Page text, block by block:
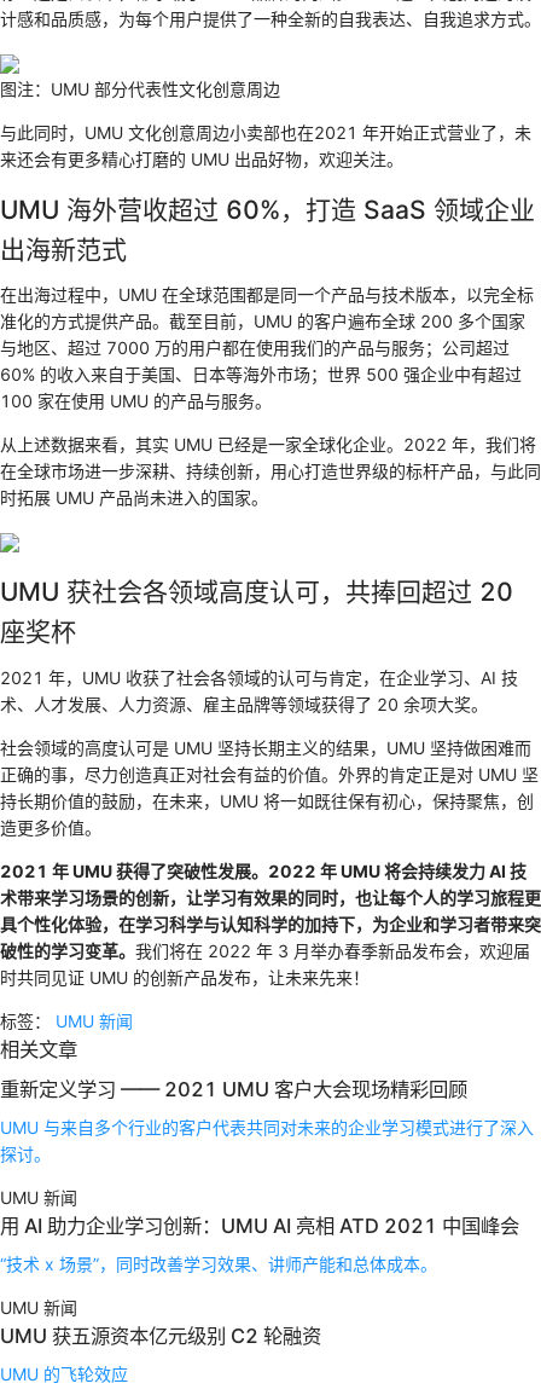
计感和品质感，为每个用户提供了一种全新的自我表达、自我追求方式。
图注：UMU 部分代表性文化创意周边
与此同时，UMU 文化创意周边小卖部也在2021 年开始正式营业了，未
来还会有更多精心打磨的 UMU 出品好物，欢迎关注。
UMU 海外营收超过 60%，打造 SaaS 领域企业
出海新范式
在出海过程中，UMU 在全球范围都是同一个产品与技术版本，以完全标
准化的方式提供产品。截至目前，UMU 的客户遍布全球 200 多个国家
与地区、超过 7000 万的用户都在使用我们的产品与服务；公司超过
60% 的收入来自于美国、日本等海外市场；世界 500 强企业中有超过
100 家在使用 UMU 的产品与服务。
从上述数据来看，其实 UMU 已经是一家全球化企业。2022 年，我们将
在全球市场进一步深耕、持续创新，用心打造世界级的标杆产品，与此同
时拓展 UMU 产品尚未进入的国家。
UMU 获社会各领域高度认可，共捧回超过 20
座奖杯
2021 年，UMU 收获了社会各领域的认可与肯定，在企业学习、AI 技
术、人才发展、人力资源、雇主品牌等领域获得了 20 余项大奖。
社会领域的高度认可是 UMU 坚持长期主义的结果，UMU 坚持做困难而
正确的事，尽力创造真正对社会有益的价值。外界的肯定正是对 UMU 坚
持长期价值的鼓励，在未来，UMU 将一如既往保有初心，保持聚焦，创
造更多价值。
2021 年 UMU 获得了突破性发展。2022 年 UMU 将会持续发力 AI 技
术带来学习场景的创新，让学习有效果的同时，也让每个人的学习旅程更
具个性化体验，在学习科学与认知科学的加持下，为企业和学习者带来突
破性的学习变革。 我们将在 2022 年 3 月举办春季新品发布会，欢迎届
时共同见证 UMU 的创新产品发布，让未来先来！
标签： UMU 新闻
相关文章
重新定义学习 —— 2021 UMU 客户大会现场精彩回顾
UMU 与来自多个行业的客户代表共同对未来的企业学习模式进行了深入
探讨。
UMU 新闻
用 AI 助力企业学习创新：UMU AI 亮相 ATD 2021 中国峰会
“技术 x 场景”，同时改善学习效果、讲师产能和总体成本。
UMU 新闻
UMU 获五源资本亿元级别 C2 轮融资
UMU 的飞轮效应